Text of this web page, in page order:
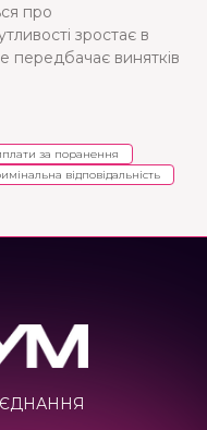
про
зростає в
передбачає винятків
за поранення
відповідальність